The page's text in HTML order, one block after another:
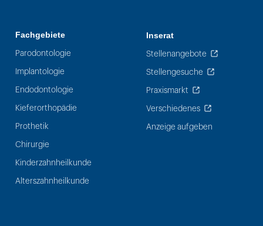
Fachgebiete
Parodontologie
Implantologie
Endodontologie
Kieferorthopädie
Prothetik
Chirurgie
Kinderzahnheilkunde
Alterszahnheilkunde
Inserat
Stellenangebote
Stellengesuche
Praxismarkt
Verschiedenes
Anzeige aufgeben